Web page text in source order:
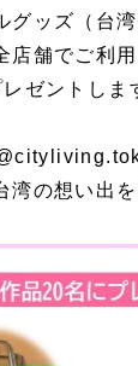
グッズ（台
店舗でご利
ゼントしま
湾の想い出